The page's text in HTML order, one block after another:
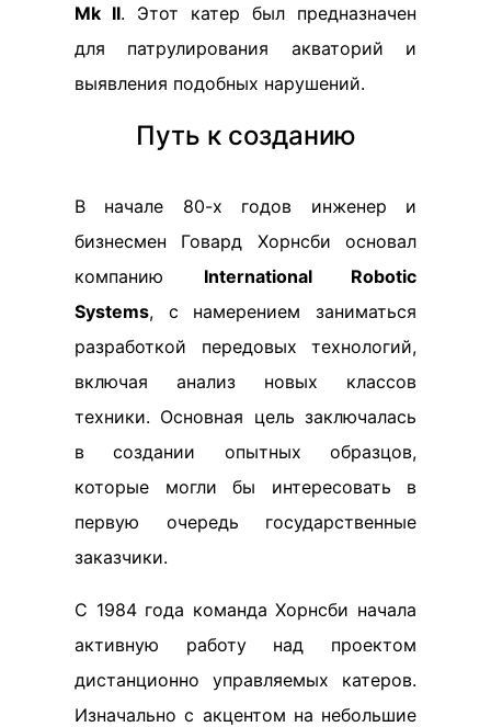
Mk II. Этот катер был предназначен
для патрулирования акваторий и
выявления подобных нарушений.
Путь к созданию
В начале 80-х годов инженер и
бизнесмен Говард Хорнсби основал
компанию International Robotic
Systems, с намерением заниматься
разработкой передовых технологий,
включая анализ новых классов
техники. Основная цель заключалась
в создании опытных образцов,
которые могли бы интересовать в
первую очередь государственные
заказчики.
С 1984 года команда Хорнсби начала
активную работу над проектом
дистанционно управляемых катеров.
Изначально с акцентом на небольшие